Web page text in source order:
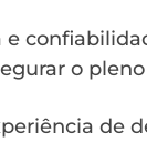
o
de